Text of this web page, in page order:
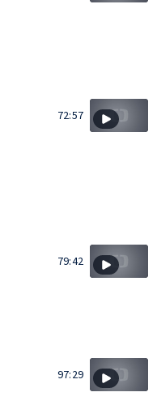
72:57
79:42
97:29